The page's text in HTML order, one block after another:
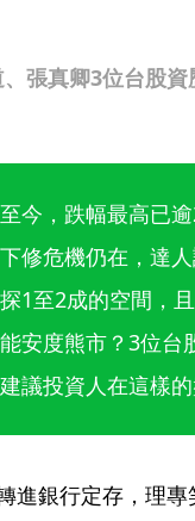
張真卿3位台股
今，跌幅最高已
修危機仍在，達
1至2成的空間，
安度熊市？3位
議投資人在這樣的
進銀行定存，理